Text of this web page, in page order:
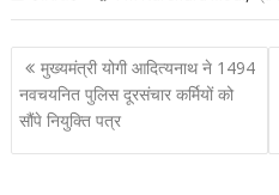
Post
navigation
मुख्यमंत्री योगी आदित्यनाथ ने 1494
नवचयनित पुलिस दूरसंचार कर्मियों को
सौंपे नियुक्ति पत्र